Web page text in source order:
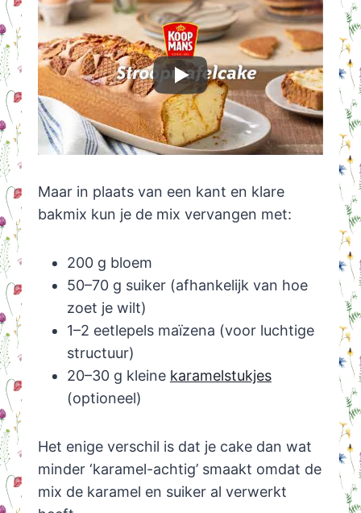
Maar in plaats van een kant en klare
bakmix kun je de mix vervangen met:
200 g bloem
50–70 g suiker (afhankelijk van hoe
zoet je wilt)
1–2 eetlepels maïzena (voor luchtige
structuur)
20–30 g kleine karamelstukjes
(optioneel)
Het enige verschil is dat je cake dan wat
minder ‘karamel-achtig’ smaakt omdat de
mix de karamel en suiker al verwerkt